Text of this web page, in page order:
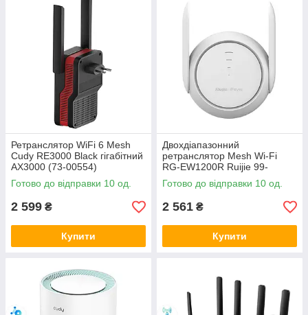
Ретранслятор WiFi 6 Mesh
Cudy RE3000 Black гігабітний
AX3000 (73-00554)
Готово до відправки 10 од.
2 599 ₴
Купити
Двохдіапазонний
ретранслятор Mesh Wi-Fi
RG-EW1200R Ruijie 99-
00011593
Готово до відправки 10 од.
2 561 ₴
Купити